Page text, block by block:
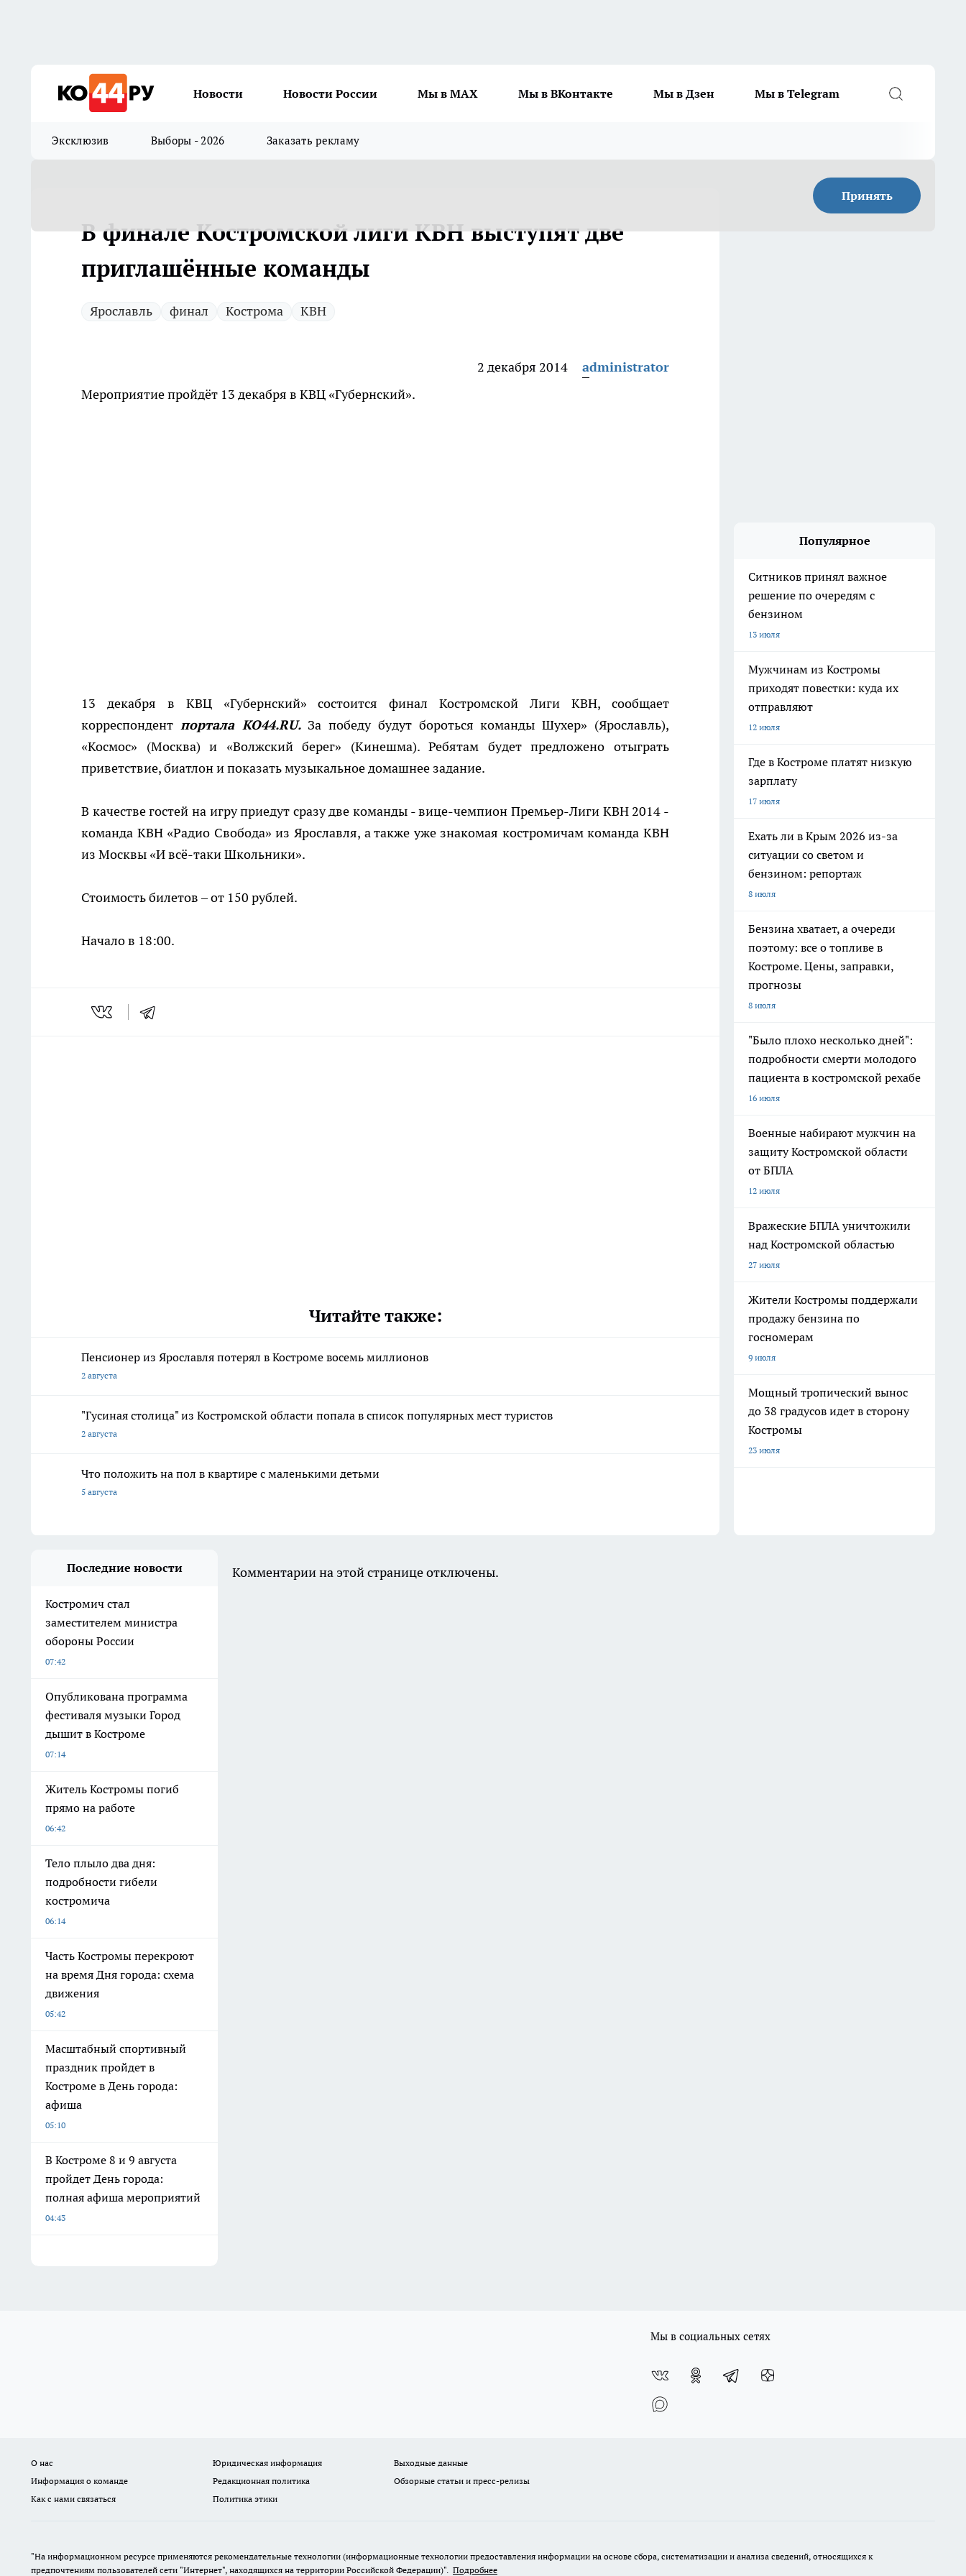
Новости Новости России Мы в MAX Мы в ВКонтакте Мы в Дзен Мы в Telegram
Эксклюзив Выборы - 2026 Заказать рекламу
Принять
В финале Костромской лиги КВН выступят две
приглашённые команды
Ярославль финал Кострома КВН
2 декабря 2014
administrator
Мероприятие пройдёт 13 декабря в КВЦ «Губернский».
13 декабря в КВЦ «Губернский» состоится финал Костромской Лиги КВН, сообщает
корреспондент портала КО44.RU.За победу будут бороться команды Шухер» (Ярославль),
«Космос» (Москва) и «Волжский берег» (Кинешма). Ребятам будет предложено отыграть
приветствие, биатлон и показать музыкальное домашнее задание.
В качестве гостей на игру приедут сразу две команды - вице-чемпион Премьер-Лиги КВН 2014 -
команда КВН «Радио Свобода» из Ярославля, а также уже знакомая костромичам команда КВН
из Москвы «И всё-таки Школьники».
Стоимость билетов – от 150 рублей.
Начало в 18:00.
Читайте также:
Пенсионер из Ярославля потерял в Костроме восемь миллионов
2 августа
"Гусиная столица" из Костромской области попала в список популярных мест туристов
2 августа
Что положить на пол в квартире с маленькими детьми
5 августа
Популярное
Ситников принял важное
решение по очередям с
бензином
13 июля
Мужчинам из Костромы
приходят повестки: куда их
отправляют
12 июля
Где в Костроме платят низкую
зарплату
17 июля
Ехать ли в Крым 2026 из-за
ситуации со светом и
бензином: репортаж
8 июля
Бензина хватает, а очереди
поэтому: все о топливе в
Костроме. Цены, заправки,
прогнозы
8 июля
"Было плохо несколько дней":
подробности смерти молодого
пациента в костромской рехабе
16 июля
Военные набирают мужчин на
защиту Костромской области
от БПЛА
12 июля
Вражеские БПЛА уничтожили
над Костромской областью
27 июля
Жители Костромы поддержали
продажу бензина по
госномерам
9 июля
Мощный тропический вынос
до 38 градусов идет в сторону
Костромы
23 июля
Последние новости
Костромич стал
заместителем министра
обороны России
07:42
Опубликована программа
фестиваля музыки Город
дышит в Костроме
07:14
Житель Костромы погиб
прямо на работе
06:42
Тело плыло два дня:
подробности гибели
костромича
06:14
Часть Костромы перекроют
на время Дня города: схема
движения
05:42
Масштабный спортивный
праздник пройдет в
Костроме в День города:
афиша
05:10
В Костроме 8 и 9 августа
пройдет День города:
полная афиша мероприятий
04:43
Комментарии на этой странице отключены.
Мы в социальных сетях
О нас Юридическая информация
Выходные данные
Информация о команде
Редакционная политика
Обзорные статьи и пресс-релизы
Как с нами связаться
Политика этики
"На информационном ресурсе применяются рекомендательные технологии (информационные технологии предоставления информации на основе сбора, систематизации и анализа сведений, относящихся к
предпочтениям пользователей сети "Интернет", находящихся на территории Российской Федерации)". Подробнее